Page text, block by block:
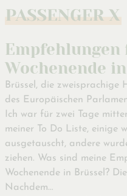
Zum
Empfehlungen
Wochenende
Brüssel, die
des Europäischen
Ich war für zwei Tage
meiner To Do Liste, einige
ausgetauscht, andere
ziehen. Was sind meine
Wochenende in Brüssel?
Nachdem…